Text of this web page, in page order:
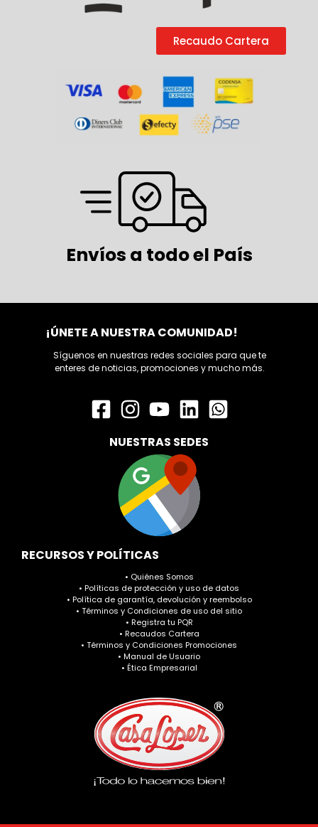
Recaudo Cartera
Envíos a todo el País
¡ÚNETE A NUESTRA COMUNIDAD!
Síguenos en nuestras redes sociales para que te
enteres de noticias, promociones y mucho más.
NUESTRAS SEDES
RECURSOS Y POLÍTICAS
• Quiénes Somos
• Políticas de protección y uso de datos
• Política de garantía, devolución y reembolso
• Términos y Condiciones de uso del sitio
• Registra tu PQR
• Recaudos Cartera
• Términos y Condiciones Promociones
• Manual de Usuario
• Ética Empresarial